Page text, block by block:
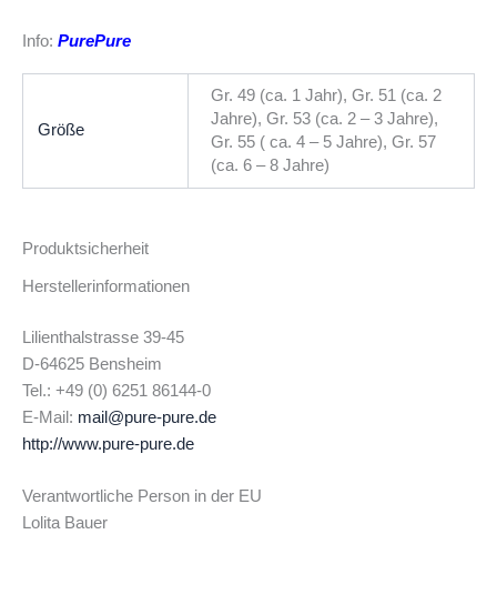
Info: PurePure
Größe
Gr. 49 (ca. 1 Jahr), Gr. 51 (ca. 2
Jahre), Gr. 53 (ca. 2 – 3 Jahre),
Gr. 55 ( ca. 4 – 5 Jahre), Gr. 57
(ca. 6 – 8 Jahre)
Produktsicherheit
Herstellerinformationen
Lilienthalstrasse 39-45
D-64625 Bensheim
Tel.: +49 (0) 6251 86144-0
E-Mail: mail@pure-pure.de
http://www.pure-pure.de
Verantwortliche Person in der EU
Lolita Bauer